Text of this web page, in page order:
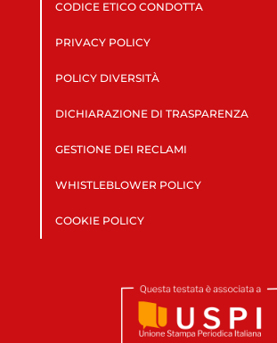
CODICE ETICO CONDOTTA
PRIVACY POLICY
POLICY DIVERSITÀ
DICHIARAZIONE DI TRASPARENZA
GESTIONE DEI RECLAMI
WHISTLEBLOWER POLICY
COOKIE POLICY